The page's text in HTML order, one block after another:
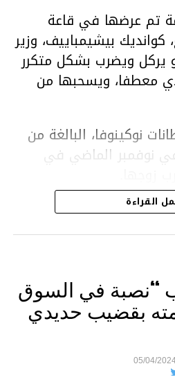
تم عرضها في قاعة
كوانديك بيشيمباييف، وزير
يركل ويضرب بشكل متكرر
معطفا، ويسحبها من
نوكينوفا، البالغة من
في نوفمبر الماضي في
توفيت نوكينوفا
وكانت إحدى عظام
كدمات متعددة على
ويديها.
ويواجه بيشيمباييف (43 عاما) اتهامات بالتعذيب
الشديد ويواجه عقوبة
القراءة
“نصبة في السوق
بقضيب حديدي
05/04/